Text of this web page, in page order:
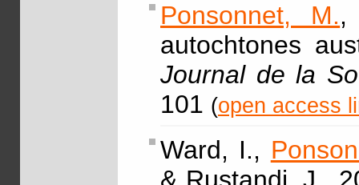
Ponsonnet, M.,
autochtones
Journal de la
101 (open access
Ward, I.,